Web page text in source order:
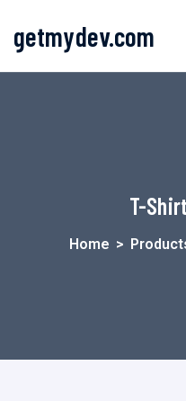
getmydev.com
T-
Home >